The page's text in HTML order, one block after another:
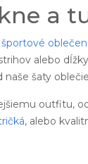
a
športové
alebo
naše šaty
outfitu,
, alebo